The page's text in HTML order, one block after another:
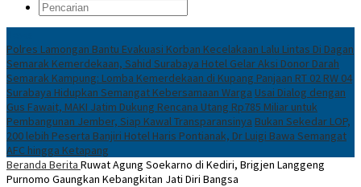
Polres Lamongan Bantu Evakuasi Korban Kecelakaan Lalu Lintas Di Dagan
Semarak Kemerdekaan, Sahid Surabaya Hotel Gelar Aksi Donor Darah
Semarak Kampung: Lomba Kemerdekaan di Kupang Panjaan RT 02 RW 04
Surabaya Hidupkan Semangat Kebersamaan Warga Usai Dialog dengan
Gus Fawait, MAKI Jatim Dukung Rencana Utang Rp785 Miliar untuk
Pembangunan Jember, Siap Kawal Transparansinya Bukan Sekedar LOP,
200 lebih Peserta Banjiri Hotel Haris Pontianak, Dr Luigi Bawa Semangat
AFC hingga Ketapang
Beranda Berita Ruwat Agung Soekarno di Kediri, Brigjen Langgeng
Purnomo Gaungkan Kebangkitan Jati Diri Bangsa